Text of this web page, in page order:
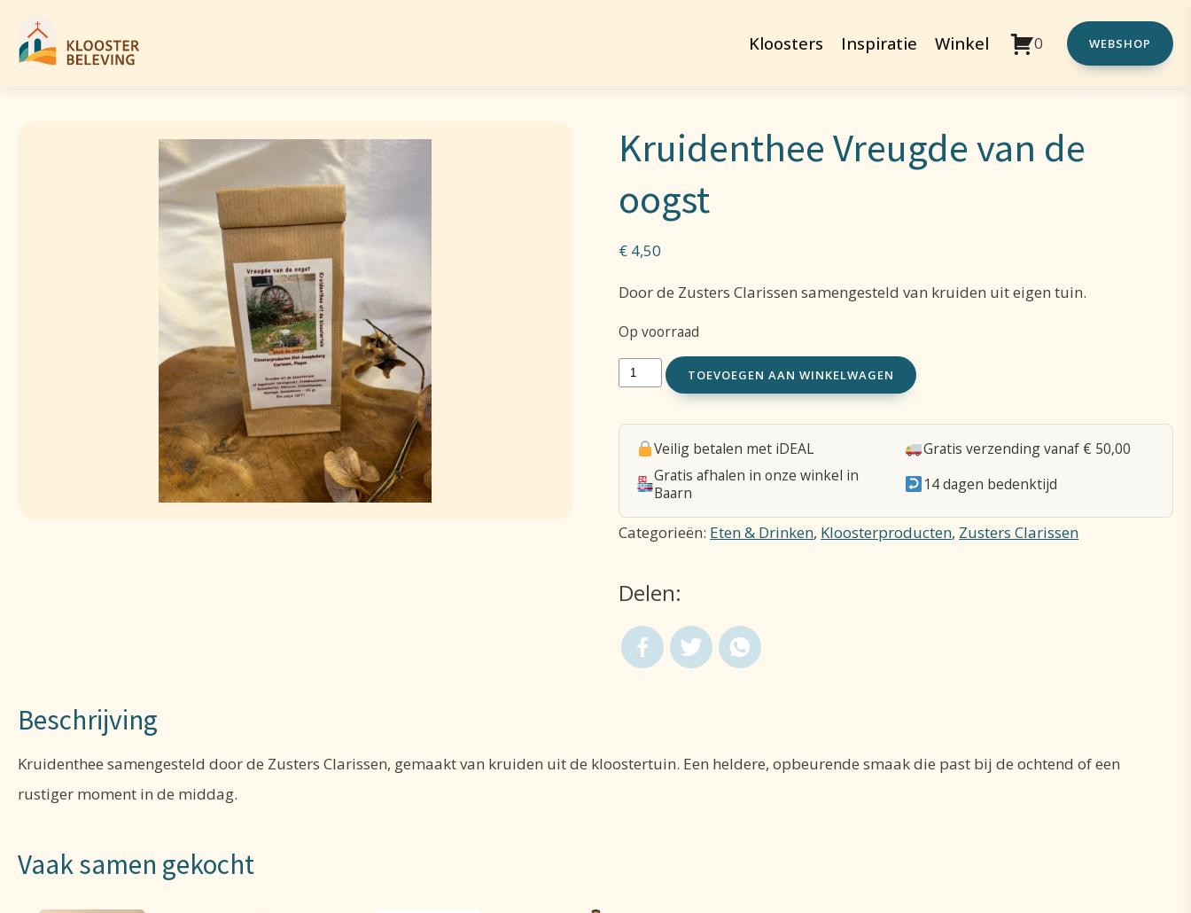
Kloosters Inspiratie Winkel 0 WEBSHOP
Kruidenthee Vreugde van de
oogst
€ 4,50
Door de Zusters Clarissen samengesteld van kruiden uit eigen tuin.
Op voorraad
Kruidenthee
Vreugde
van
oogst
aantal
TOEVOEGEN AAN WINKELWAGEN
Veilig betalen met iDEAL
Gratis verzending vanaf € 50,00
Gratis afhalen in onze winkel in
Baarn
14 dagen bedenktijd
Categorieën: Eten & Drinken, Kloosterproducten, Zusters Clarissen
Delen:
Beschrijving
Kruidenthee samengesteld door de Zusters Clarissen, gemaakt van kruiden uit de kloostertuin. Een heldere, opbeurende smaak die past bij de ochtend of een
rustiger moment in de middag.
Vaak samen gekocht